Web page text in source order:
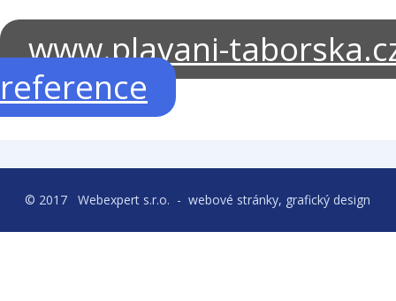
www.plavani-
reference
© 2017 Webexpert s.r.o. - webové stránky, grafický design